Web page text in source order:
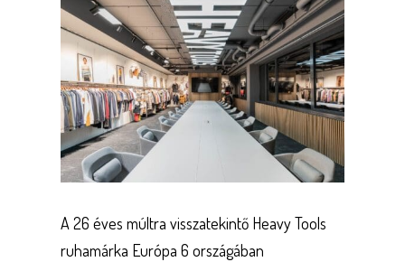
A 26 éves múltra visszatekintő Heavy Tools
ruhamárka Európa 6 országában